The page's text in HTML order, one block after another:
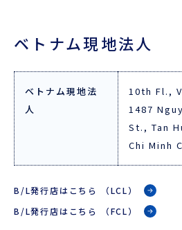
ベトナム現地法人
ベトナム現地法
人
10th Fl.,
1487
St., Tan
Chi Minh
B/L発行店はこちら （LCL）
B/L発行店はこちら （FCL）